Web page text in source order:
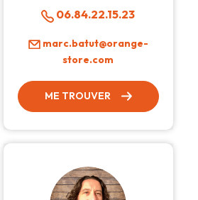
06.84.22.15.23
marc.batut@orange-
store.com
ME TROUVER